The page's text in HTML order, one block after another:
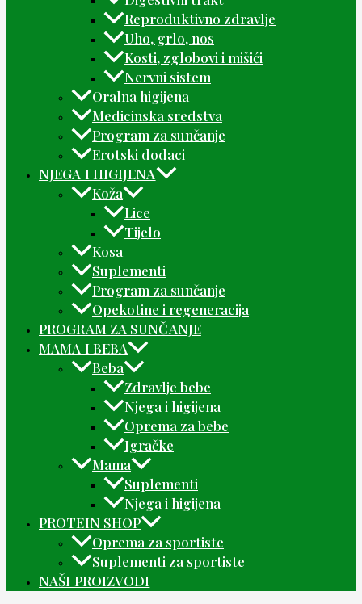
Reproduktivno zdravlje
Uho, grlo, nos
Kosti, zglobovi i mišići
Nervni sistem
Oralna higijena
Medicinska sredstva
Program za sunčanje
Erotski dodaci
NJEGA I HIGIJENA
Koža
Lice
Tijelo
Kosa
Suplementi
Program za sunčanje
Opekotine i regeneracija
PROGRAM ZA SUNČANJE
MAMA I BEBA
Beba
Zdravlje bebe
Njega i higijena
Oprema za bebe
Igračke
Mama
Suplementi
Njega i higijena
PROTEIN SHOP
Oprema za sportiste
Suplementi za sportiste
NAŠI PROIZVODI